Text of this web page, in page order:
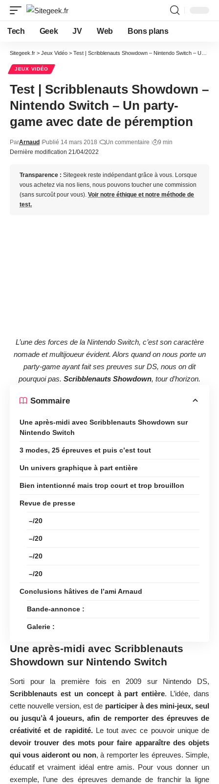
Tech Geek JV Web Bons plans
Sitegeek.fr > Jeux Vidéo > Test | Scribblenauts Showdown – Nintendo Switch – Un party-game avec date de péremption
JEUX VIDÉO
Test | Scribblenauts Showdown –
Nintendo Switch – Un party-
game avec date de péremption
Dernière modification 21/04/2022
ParArnaud Publié 14 mars 2018 Un commentaire 9 min
Transparence : Sitegeek reste indépendant grâce à vous. Lorsque
vous achetez via nos liens, nous pouvons toucher une commission
(sans surcoût pour vous). Voir notre éthique et notre méthode de
test.
L’une des forces de la Nintendo Switch, c’est son caractère
nomade et multijoueur évident. Alors quand on nous porte un
party-game ayant fait ses preuves sur DS, nous on dit
pourquoi pas. Scribblenauts Showdown, tour d’horizon.
Sommaire
Une après-midi avec Scribblenauts Showdown sur
Nintendo Switch
3 modes, 25 épreuves et puis c’est tout
Un univers graphique à part entière
Bien intentionné mais trop court et trop brouillon
Revue de presse
–/20
–/20
–/20
–/20
Conclusions hâtives de l’ami Arnaud
Bande-annonce :
Galerie :
Une après-midi avec Scribblenauts
Showdown sur Nintendo Switch
Sorti pour la première fois en 2009 sur Nintendo DS,
Scribblenauts est un concept à part entière. L’idée, dans
cette nouvelle version, est de participer à des mini-jeux, seul
ou jusqu’à 4 joueurs, afin de remporter des épreuves de
créativité et de rapidité.Le tout avec ce pouvoir unique de
devoir trouver des mots pour faire apparaître des objets
qui vous aideront ou non, à remporter les épreuves. Simple,
éducatif et vraiment idéal entre amis. Pour vous donner un
exemple, l’une des épreuves demande de franchir la ligne